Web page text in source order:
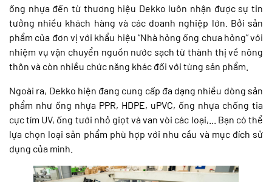
ống nhựa đến từ thương hiệu Dekko luôn nhận được sự tin
tưởng nhiều khách hàng và các doanh nghiệp lớn. Bởi sản
phẩm của đơn vị với khẩu hiệu “Nhà hỏng ống chưa hỏng” với
nhiệm vụ vận chuyển nguồn nước sạch từ thành thị về nông
thôn và còn nhiều chức năng khác đối với từng sản phẩm.
Ngoài ra, Dekko hiện đang cung cấp đa dạng nhiều dòng sản
phẩm như ống nhựa PPR, HDPE, uPVC, ống nhựa chống tia
cực tím UV, ống tưới nhỏ giọt và van vòi các loại,... Bạn có thể
lựa chọn loại sản phẩm phù hợp với nhu cầu và mục đích sử
dụng của mình.